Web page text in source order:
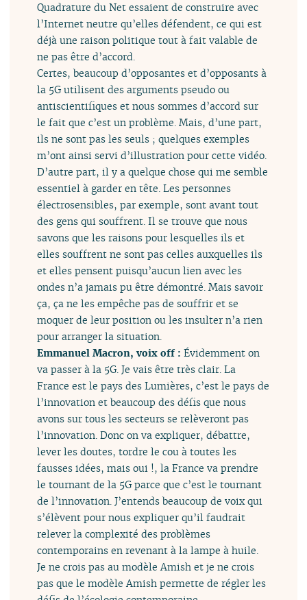
Quadrature du Net essaient de construire avec
l’Internet neutre qu’elles défendent, ce qui est
déjà une raison politique tout à fait valable de
ne pas être d’accord.
Certes, beaucoup d’opposantes et d’opposants à
la 5G utilisent des arguments pseudo ou
antiscientifiques et nous sommes d’accord sur
le fait que c’est un problème. Mais, d’une part,
ils ne sont pas les seuls ; quelques exemples
m’ont ainsi servi d’illustration pour cette vidéo.
D’autre part, il y a quelque chose qui me semble
essentiel à garder en tête. Les personnes
électrosensibles, par exemple, sont avant tout
des gens qui souffrent. Il se trouve que nous
savons que les raisons pour lesquelles ils et
elles souffrent ne sont pas celles auxquelles ils
et elles pensent puisqu’aucun lien avec les
ondes n’a jamais pu être démontré. Mais savoir
ça, ça ne les empêche pas de souffrir et se
moquer de leur position ou les insulter n’a rien
pour arranger la situation.
Emmanuel Macron, voix off :Évidemment on
va passer à la 5G. Je vais être très clair. La
France est le pays des Lumières, c’est le pays de
l’innovation et beaucoup des défis que nous
avons sur tous les secteurs se relèveront pas
l’innovation. Donc on va expliquer, débattre,
lever les doutes, tordre le cou à toutes les
fausses idées, mais oui !, la France va prendre
le tournant de la 5G parce que c’est le tournant
de l’innovation. J’entends beaucoup de voix qui
s’élèvent pour nous expliquer qu’il faudrait
relever la complexité des problèmes
contemporains en revenant à la lampe à huile.
Je ne crois pas au modèle Amish et je ne crois
pas que le modèle Amish permette de régler les